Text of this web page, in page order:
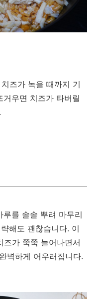
즈가 녹을 때까지 기
우면 치즈가 타버릴
를 솔솔 뿌려 마무리
해도 괜찮습니다. 이
가 쭉쭉 늘어나면서
벽하게 어우러집니다.